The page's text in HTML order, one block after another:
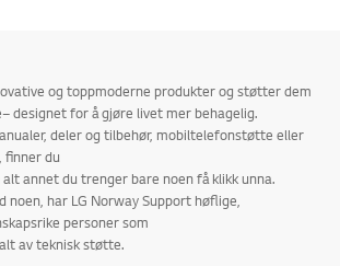
og toppmoderne produkter og støtter dem
designet for å gjøre livet mer behagelig.
deler og tilbehør, mobiltelefonstøtte eller
finner du
annet du trenger bare noen få klikk unna.
noen, har LG Norway Support høflige,
personer som
av teknisk støtte.